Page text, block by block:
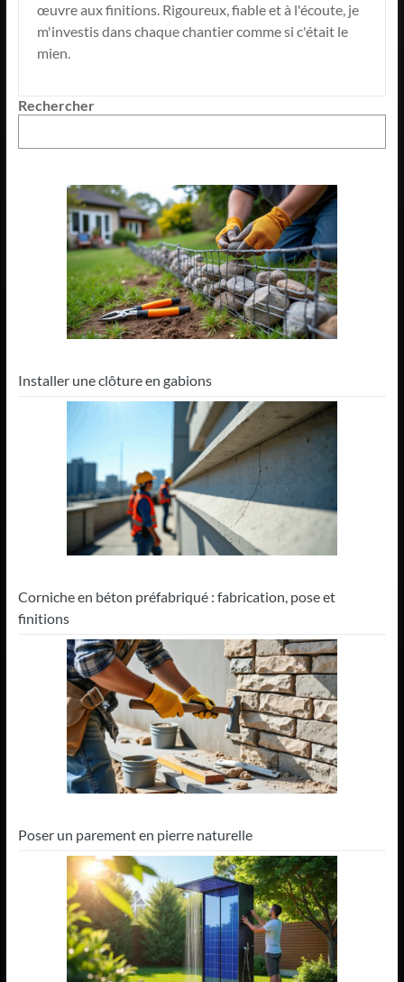
œuvre aux finitions. Rigoureux, fiable et à l'écoute, je
m'investis dans chaque chantier comme si c'était le
mien.
Rechercher
Installer une clôture en gabions
Corniche en béton préfabriqué : fabrication, pose et
finitions
Poser un parement en pierre naturelle